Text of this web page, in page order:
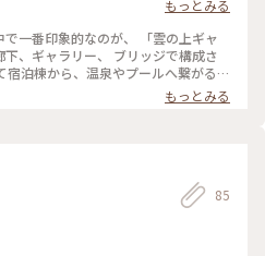
います。 私は宿泊したホテルで前日
とが出来ました。 真空パックになっ
す。 濃厚なチーズの味が楽しめるシ
、雲の上の町梼原の風景を思い出し
た。 現地でしか買うことが出来ない
土産にも好評でした。 #とってお
もっとみる
で一番印象的なのが、 「雲の上ギャ
、ギャラリー、 ブリッジで構成さ
宿泊棟から、温泉やプールへ繋がる
組み木と大きな窓、光、その奥の森
こそ映える建築物の 美しさに魅了さ
もっとみる
85